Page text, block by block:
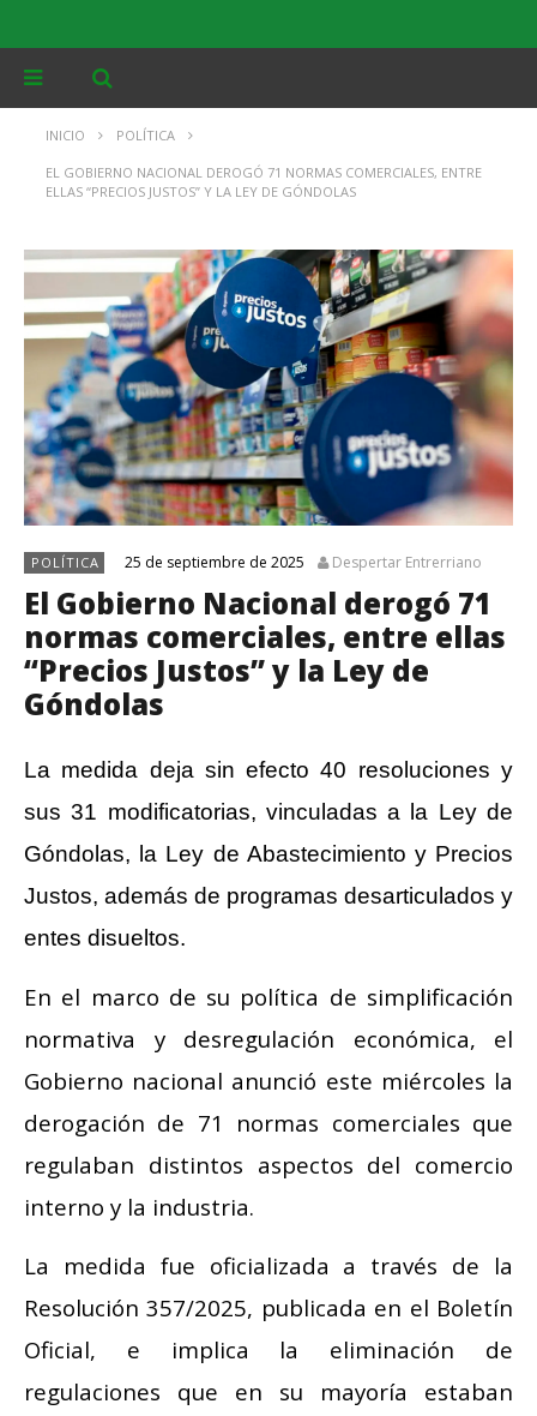
INICIO POLÍTICA
EL GOBIERNO NACIONAL DEROGÓ 71 NORMAS COMERCIALES, ENTRE
ELLAS “PRECIOS JUSTOS” Y LA LEY DE GÓNDOLAS
POLÍTICA 25 de septiembre de 2025 Despertar Entrerriano
El Gobierno Nacional derogó 71
normas comerciales, entre ellas
“Precios Justos” y la Ley de
Góndolas
La medida deja sin efecto 40 resoluciones y
sus 31 modificatorias, vinculadas a la Ley de
Góndolas, la Ley de Abastecimiento y Precios
Justos, además de programas desarticulados y
entes disueltos.
En el marco de su política de simplificación
normativa y desregulación económica, el
Gobierno nacional anunció este miércoles la
derogación de 71 normas comerciales que
regulaban distintos aspectos del comercio
interno y la industria.
La medida fue oficializada a través de la
Resolución 357/2025, publicada en el Boletín
Oficial, e implica la eliminación de
regulaciones que en su mayoría estaban